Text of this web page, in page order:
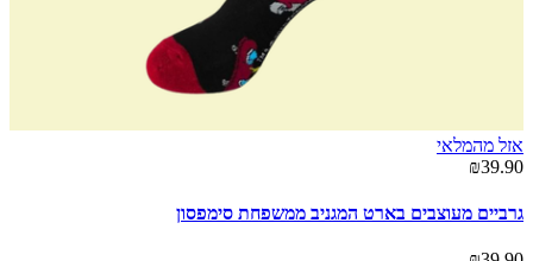
אזל מהמלאי
₪39.90
גרביים מעוצבים בארט המגניב ממשפחת סימפסון